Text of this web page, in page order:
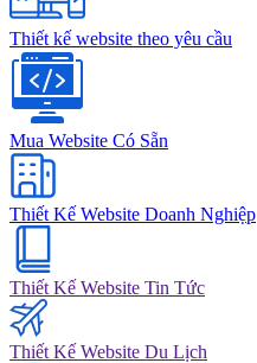
Thiết kế website theo yêu cầu
Mua Website Có Sẵn
Thiết Kế Website Doanh Nghiệp
Thiết Kế Website Tin Tức
Thiết Kế Website Du Lịch